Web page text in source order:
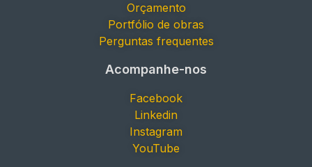
Orçamento
Portfólio de obras
Perguntas frequentes
Acompanhe-nos
Facebook
Linkedin
Instagram
YouTube